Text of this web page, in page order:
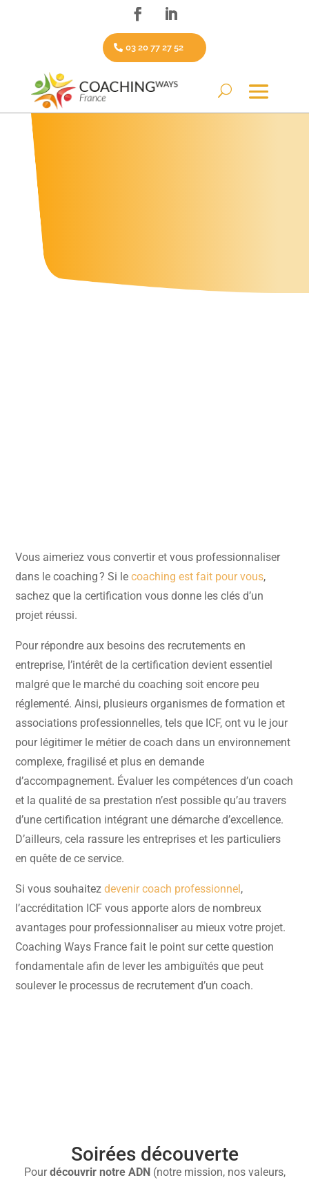
03 20 77 27 52
Vous aimeriez vous convertir et vous professionnaliser
dans le coaching ? Si lecoaching est fait pour vous,
sachez que la certification vous donne les clés d’un
projet réussi.
Pour répondre aux besoins des recrutements en
entreprise, l’intérêt de la certification devient essentiel
malgré que le marché du coaching soit encore peu
réglementé. Ainsi, plusieurs organismes de formation et
associations professionnelles, tels que ICF, ont vu le jour
pour légitimer le métier de coach dans un environnement
complexe, fragilisé et plus en demande
d’accompagnement. Évaluer les compétences d’un coach
et la qualité de sa prestation n’est possible qu’au travers
d’une certification intégrant une démarche d’excellence.
D’ailleurs, cela rassure les entreprises et les particuliers
en quête de ce service.
Si vous souhaitezdevenir coach professionnel,
l’accréditation ICF vous apporte alors de nombreux
avantages pour professionnaliser au mieux votre projet.
Coaching Ways France fait le point sur cette question
fondamentale afin de lever les ambiguïtés que peut
soulever le processus de recrutement d’un coach.
Soirées découverte
Pourdécouvrir notre ADN(notre mission, nos valeurs,